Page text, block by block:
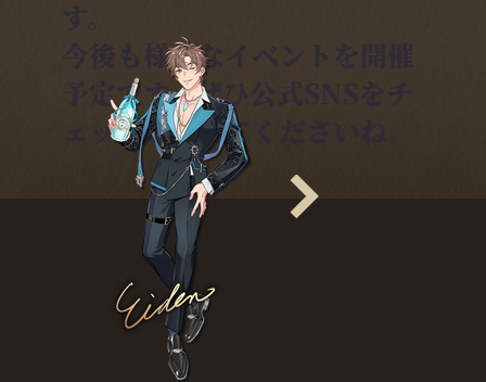
今後も様々なイベントを開催
予定です。ぜひ公式SNSをチ
ェックしてみてくださいね。